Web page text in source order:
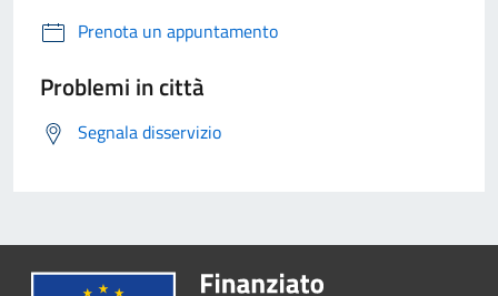
Prenota un appuntamento
Problemi in città
Segnala disservizio